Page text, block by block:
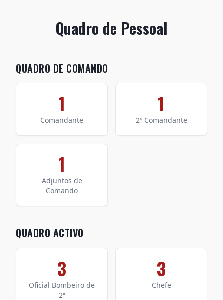
Quadro de Pessoal
QUADRO DE COMANDO
1
Comandante
1
2º Comandante
1
Adjuntos de
Comando
QUADRO ACTIVO
3
Oficial Bombeiro de
2ª
3
Chefe